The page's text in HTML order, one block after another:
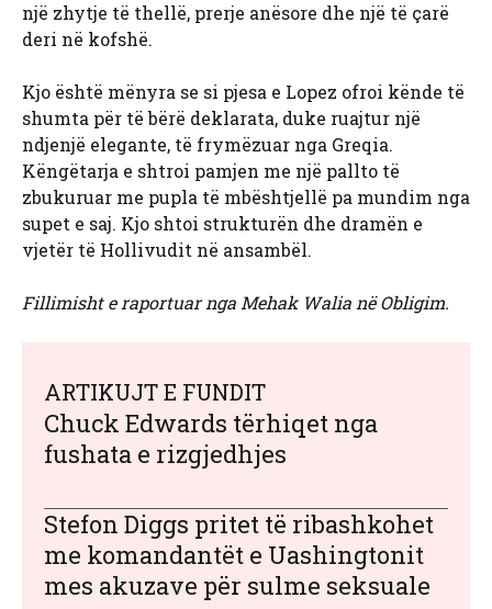
një zhytje të thellë, prerje anësore dhe një të çarë
deri në kofshë.
Kjo është mënyra se si pjesa e Lopez ofroi kënde të
shumta për të bërë deklarata, duke ruajtur një
ndjenjë elegante, të frymëzuar nga Greqia.
Këngëtarja e shtroi pamjen me një pallto të
zbukuruar me pupla të mbështjellë pa mundim nga
supet e saj. Kjo shtoi strukturën dhe dramën e
vjetër të Hollivudit në ansambël.
Fillimisht e raportuar nga Mehak Walia në Obligim.
ARTIKUJT E FUNDIT
Chuck Edwards tërhiqet nga
fushata e rizgjedhjes
Stefon Diggs pritet të ribashkohet
me komandantët e Uashingtonit
mes akuzave për sulme seksuale